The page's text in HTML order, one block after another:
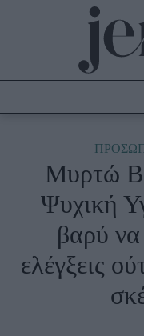
Culture
Fashion
Shopping
Styling Tips
Fashion News
Beauty -
Μυρτώ
Ψυχική
βαρύ
ελέγξεις